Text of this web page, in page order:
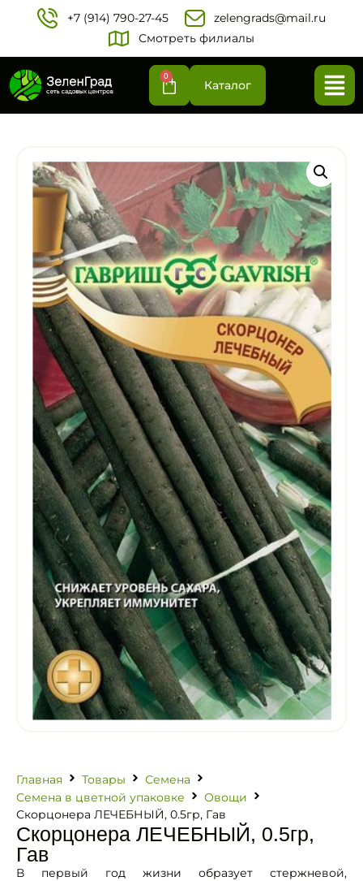
+7 (914) 790-27-45‬
zelengrads@mail.ru
Смотреть филиалы
0
Каталог
Главная Товары
Семена
Семена в цветной упаковке
Овощи
Скорцонера ЛЕЧЕБНЫЙ, 0.5гр, Гав
Скорцонера ЛЕЧЕБНЫЙ, 0.5гр,
Гав
В первый год жизни образует стержневой,